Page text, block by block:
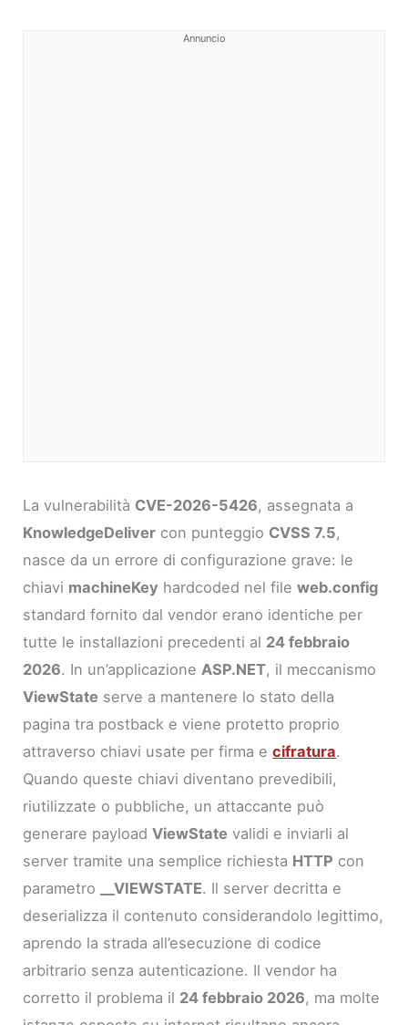
Annuncio
La vulnerabilità CVE-2026-5426, assegnata a
KnowledgeDeliver con punteggio CVSS 7.5,
nasce da un errore di configurazione grave: le
chiavi machineKey hardcoded nel fileweb.config
standard fornito dal vendor erano identiche per
tutte le installazioni precedenti al 24 febbraio
2026. In un’applicazioneASP.NET, il meccanismo
ViewState serve a mantenere lo stato della
pagina tra postback e viene protetto proprio
attraverso chiavi usate per firma ecifratura.
Quando queste chiavi diventano prevedibili,
riutilizzate o pubbliche, un attaccante può
generare payloadViewState validi e inviarli al
server tramite una semplice richiesta HTTP con
parametro
__VIEWSTATE. Il server decritta e
deserializza il contenuto considerandolo legittimo,
aprendo la strada all’esecuzione di codice
arbitrario senza autenticazione. Il vendor ha
corretto il problema il 24 febbraio 2026, ma molte